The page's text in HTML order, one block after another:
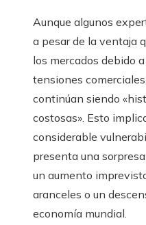
Aunque algunos
a pesar de la ventaja
los mercados debido
tensiones
continúan siendo
costosas». Esto
considerable
presenta una
un aumento
aranceles o un
economía mundial.